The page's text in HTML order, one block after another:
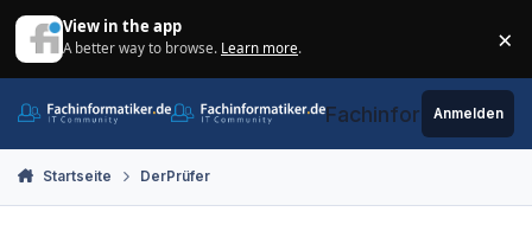
View in the app
A better way to browse. Learn more. ×
Fachinformatiker.de
Anmelden
Startseite DerPrüfer